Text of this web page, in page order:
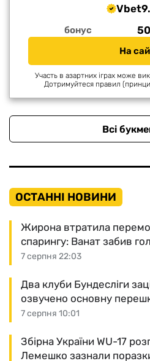
Vbet
бонус
На
Участь в азартних іграх може
Дотримуйтеся правил
Всі
ОСТАННІ НОВИНИ
7 серпня 22:03
Жирона втратила
спарингу: Ванат забив
7 серпня 10:01
Два клуби Бундесліги
озвучено основну
Збірна України WU-17
Лемешко зазнали